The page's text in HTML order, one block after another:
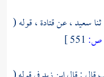
سعيد ،عنقتادة ،قوله (
ص: